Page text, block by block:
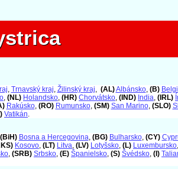
, Trnavský kraj, Žilinský kraj, (AL)Albánsko, (B)
, (NL) Holandsko, (HR) Chorvátsko, (IND) India, (IRL)
Rakúsko, (RO) Rumunsko, (SM) San Marino, (SLO)
Vatikán.
(BiH) Bosna a Hercegovina, (BG) Bulharsko, (CY)
Kosovo, (LT) Litva, (LV) Lotyšsko, (L) Luxembursko,
, (SRB) Srbsko, (E) Španielsko, (S) Švédsko, (I)